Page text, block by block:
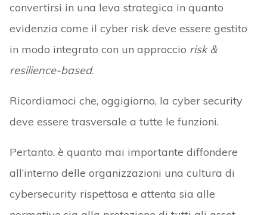
convertirsi in una leva strategica in quanto
evidenzia come il cyber risk deve essere gestito
in modo integrato con un approccio risk &
resilience-based.
Ricordiamoci che, oggigiorno, la cyber security
deve essere trasversale a tutte le funzioni.
Pertanto, è quanto mai importante diffondere
all’interno delle organizzazioni una cultura di
cybersecurity rispettosa e attenta sia alle